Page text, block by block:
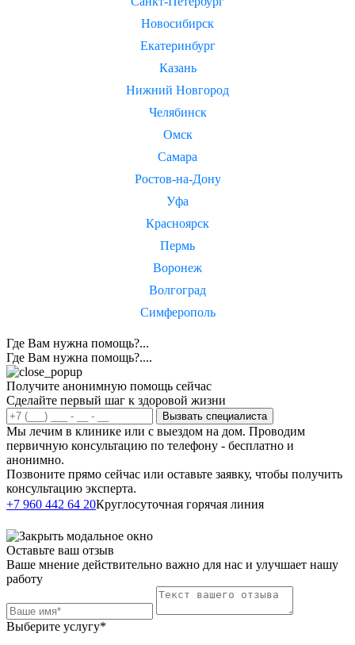
Новосибирск
Екатеринбург
Казань
Нижний Новгород
Челябинск
Омск
Самара
Ростов-на-Дону
Уфа
Красноярск
Пермь
Воронеж
Волгоград
Симферополь
Где Вам нужна помощь?...
Где Вам нужна помощь?....
Получите анонимную помощь сейчас
Сделайте первый шаг к здоровой жизни
Вызвать специалиста
Мы лечим в клинике или с выездом на дом. Проводим
первичную консультацию по телефону - бесплатно и
анонимно.
Позвоните прямо сейчас или оставьте заявку, чтобы получить
консультацию эксперта.
+7 960 442 64 20Круглосуточная горячая линия
Оставьте ваш отзыв
Ваше мнение действительно важно для нас и улучшает нашу
работу
Выберите услугу*